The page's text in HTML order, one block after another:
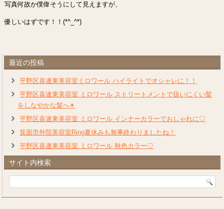
写真何故か僕偉そうにして見えますが、
優しいはずです！！(*^_^*)
最近の投稿
平野区喜連東美容室ミロワール ハイライトでオシャレに！！
平野区喜連東美容室 ミロワール ストリートメントで扱いにくい髪
をしなやかな髪へ✴︎
平野区喜連東美容室 ミロワール インナーカラーでおしゃれに♡
箕面市外院美容室Ring夏休みも無事終わりましたね！
平野区喜連東美容室 ミロワール 秋色カラー♡
サイト内検索